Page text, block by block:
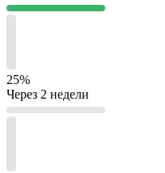
25%
Через 2 недели